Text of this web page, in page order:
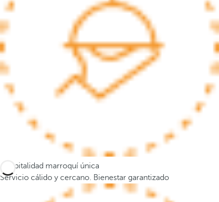
e
m
u
e
v
e
a
r
a
Hospitalidad marroquí única
Servicio cálido y cercano. Bienestar garantizado